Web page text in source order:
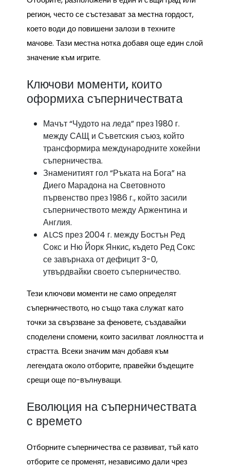
регион, често се състезават за местна гордост,
което води до повишени залози в техните
мачове. Тази местна нотка добавя още един слой
значение към игрите.
Ключови моменти, които
оформиха съперничествата
Мачът “Чудото на леда” през 1980 г.
между САЩ и Съветския съюз, който
трансформира международните хокейни
съперничества.
Знаменитият гол “Ръката на Бога” на
Диего Марадона на Световното
първенство през 1986 г., който засили
съперничеството между Аржентина и
Англия.
ALCS през 2004 г. между Бостън Ред
Сокс и Ню Йорк Янкис, където Ред Сокс
се завърнаха от дефицит 3-0,
утвърдвайки своето съперничество.
Тези ключови моменти не само определят
съперничеството, но също така служат като
точки за свързване за феновете, създавайки
споделени спомени, които засилват лоялността и
страстта. Всеки значим мач добавя към
легендата около отборите, правейки бъдещите
срещи още по-вълнуващи.
Еволюция на съперничествата
с времето
Отборните съперничества се развиват, тъй като
отборите се променят, независимо дали чрез